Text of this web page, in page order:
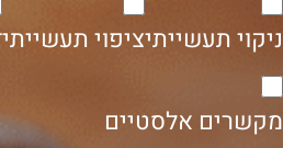
ניקוי תעשייתיציפוי תעשייתי
מקשרים אלסטיים